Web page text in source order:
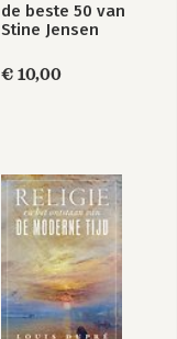
de beste 50 van
Stine Jensen
€ 10,00